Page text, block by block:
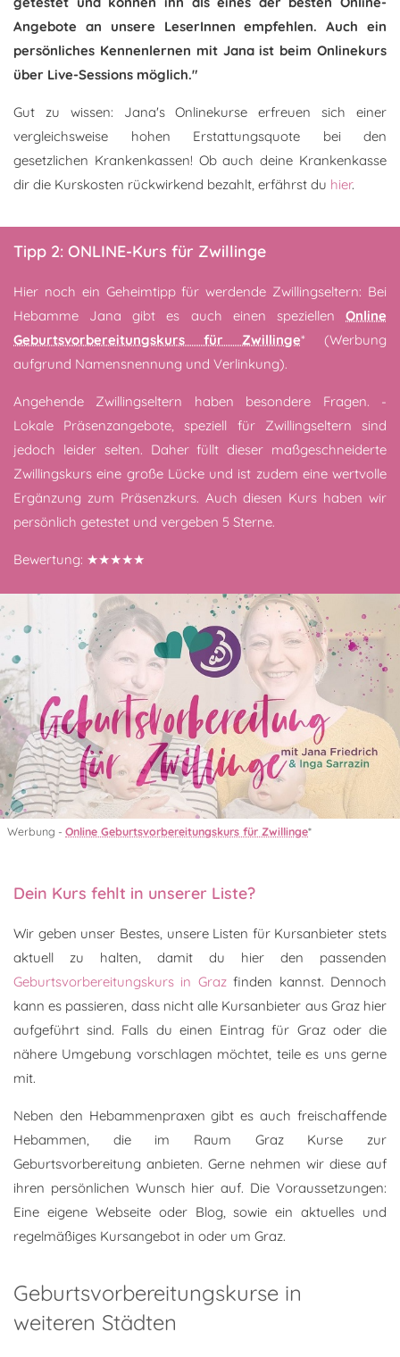
Angebote an unsere LeserInnen empfehlen. Auch ein
persönliches Kennenlernen mit Jana ist beim Onlinekurs
über Live-Sessions möglich."
Gut zu wissen: Jana's Onlinekurse erfreuen sich einer
vergleichsweise hohen Erstattungsquote bei den
gesetzlichen Krankenkassen! Ob auch deine Krankenkasse
dir die Kurskosten rückwirkend bezahlt, erfährst du hier.
Tipp 2: ONLINE-Kurs für Zwillinge
Hier noch ein Geheimtipp für werdende Zwillingseltern: Bei
Hebamme Jana gibt es auch einen speziellen Online
Geburtsvorbereitungskurs für Zwillinge* (Werbung
aufgrund Namensnennung und Verlinkung).
Angehende Zwillingseltern haben besondere Fragen. -
Lokale Präsenzangebote, speziell für Zwillingseltern sind
jedoch leider selten. Daher füllt dieser maßgeschneiderte
Zwillingskurs eine große Lücke und ist zudem eine wertvolle
Ergänzung zum Präsenzkurs. Auch diesen Kurs haben wir
persönlich getestet und vergeben 5 Sterne.
Bewertung: ★★★★★
Werbung - Online Geburtsvorbereitungskurs für Zwillinge*
Dein Kurs fehlt in unserer Liste?
Wir geben unser Bestes, unsere Listen für Kursanbieter stets
aktuell zu halten, damit du hier den passenden
Geburtsvorbereitungskurs in Grazfinden kannst. Dennoch
kann es passieren, dass nicht alle Kursanbieter aus Graz hier
aufgeführt sind. Falls du einen Eintrag für Graz oder die
nähere Umgebung vorschlagen möchtet, teile es uns gerne
mit.
Neben den Hebammenpraxen gibt es auch freischaffende
Hebammen, die im Raum Graz Kurse zur
Geburtsvorbereitung anbieten. Gerne nehmen wir diese auf
ihren persönlichen Wunsch hier auf. Die Voraussetzungen:
Eine eigene Webseite oder Blog, sowie ein aktuelles und
regelmäßiges Kursangebot in oder um Graz.
Geburtsvorbereitungskurse in
weiteren Städten